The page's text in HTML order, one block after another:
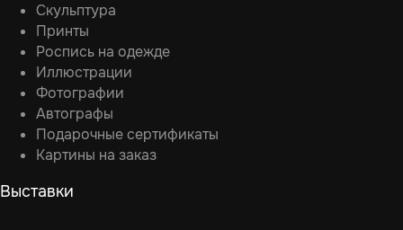
Скульптура
Принты
Роспись на одежде
Иллюстрации
Фотографии
Автографы
Подарочные сертификаты
Картины на заказ
Выставки